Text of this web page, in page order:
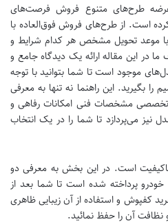
با عرضه طرح‌های متنوع فروش فرصت‌های
است. از طرح‌های فروش فوق‌العاده با
موعد تحویل مشخص هر کدام شرایط و
در این مقاله ارائه یک دیدگاه جامع و
موجود است تا شما بتوانید با توجه
را بگیرید. این راهنما نه تنها به معرفی
تخصصی مشخصات فنی امکانات رفاهی و
نیز می‌پردازد تا شما را در یک انتخاب
است. در این بخش به معرفی دو
خودرو پرداخته شده است تا شما بعد از
کفپوش و استفاده از آن زیبایی ظاهری
نظافت آن را حفظ نمائید.